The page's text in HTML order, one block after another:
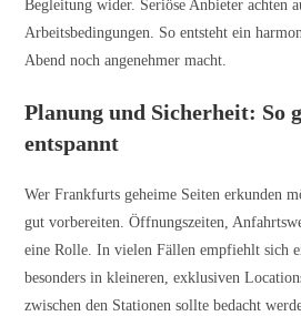
Begleitung wider. Seriöse Anbieter achten
Arbeitsbedingungen. So entsteht ein
Abend noch angenehmer macht.
Planung und Sicherheit: So
entspannt
Wer Frankfurts geheime Seiten erkunden
gut vorbereiten. Öffnungszeiten,
eine Rolle. In vielen Fällen empfiehlt sich
besonders in kleineren, exklusiven
zwischen den Stationen sollte bedacht